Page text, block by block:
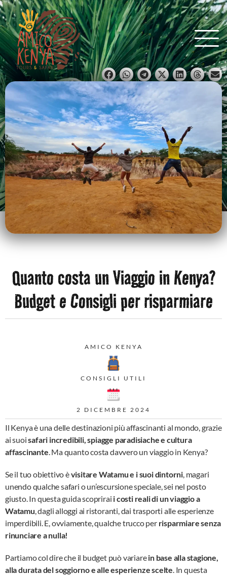
Quanto costa un Viaggio in Kenya?
Budget e Consigli per risparmiare
AMICO KENYA
CONSIGLI UTILI
2 DICEMBRE 2024
Il Kenya è una delle destinazioni più affascinanti al mondo, grazie
ai suoisafari incredibili, spiagge paradisiache e cultura
affascinante. Ma quanto costa davvero un viaggio in Kenya?
Se il tuo obiettivo èvisitare Watamu e i suoi dintorni, magari
unendo qualche safari o un’escursione speciale, sei nel posto
giusto. In questa guida scoprirai i costi reali di un viaggio a
Watamu, dagli alloggi ai ristoranti, dai trasporti alle esperienze
imperdibili. E, ovviamente, qualche trucco per risparmiare senza
rinunciare a nulla!
Partiamo col dire che il budget può variarein base alla stagione,
alla durata del soggiorno e alle esperienze scelte. In questa